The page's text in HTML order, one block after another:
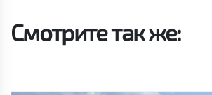
Смотрите так же: